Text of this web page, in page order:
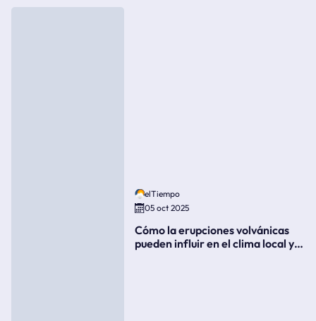
elTiempo
05 oct 2025
Cómo la erupciones volvánicas
pueden influir en el clima local y